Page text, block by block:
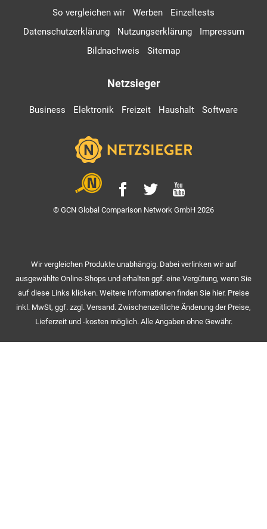
So vergleichen wir Werben
Einzeltests
Datenschutzerklärung
Nutzungserklärung
Impressum
Bildnachweis
Sitemap
Netzsieger
Business Elektronik Freizeit Haushalt Software
© GCN Global Comparison Network GmbH 2026
Wir vergleichen Produkte unabhängig. Dabei verlinken wir auf
ausgewählte Online-Shops und erhalten ggf. eine Vergütung, wenn Sie
auf diese Links klicken. Weitere Informationen finden Sie hier. Preise
inkl. MwSt, ggf. zzgl. Versand. Zwischenzeitliche Änderung der Preise,
Lieferzeit und -kosten möglich. Alle Angaben ohne Gewähr.